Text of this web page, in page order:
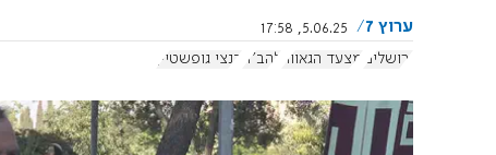
ערוץ 7
5.06.25, 17:58
ירושלים מצעד הגאווה להב"ה בנצי גופשטיין